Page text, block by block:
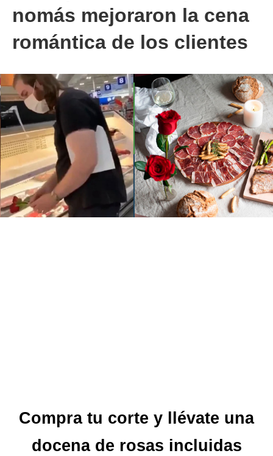
nomás mejoraron la cena
romántica de los clientes
Compra tu corte y llévate una
docena de rosas incluidas